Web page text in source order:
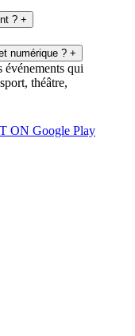
? +
numérique ? +
qui
théâtre,
ON Google Play